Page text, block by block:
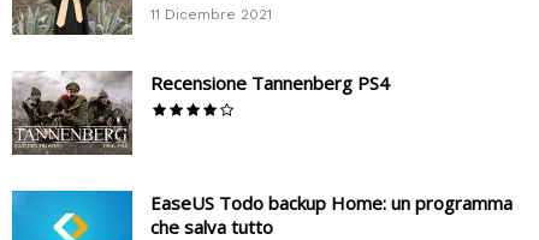
11 Dicembre 2021
Recensione Tannenberg PS4
EaseUS Todo backup Home: un programma
che salva tutto